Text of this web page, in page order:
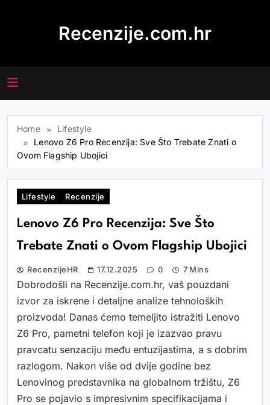
Recenzije.com.hr
Home
Lifestyle
Lenovo Z6 Pro Recenzija: Sve Što Trebate Znati o
Ovom Flagship Ubojici
Lifestyle Recenzije
Lenovo Z6 Pro Recenzija: Sve Što
Trebate Znati o Ovom Flagship Ubojici
RecenzijeHR 17.12.2025 0 7 Mins
Dobrodošli na Recenzije.com.hr, vaš pouzdani
izvor za iskrene i detaljne analize tehnoloških
proizvoda! Danas ćemo temeljito istražiti Lenovo
Z6 Pro, pametni telefon koji je izazvao pravu
pravcatu senzaciju među entuzijastima, a s dobrim
razlogom. Nakon više od dvije godine bez
Lenovinog predstavnika na globalnom tržištu, Z6
Pro se pojavio s impresivnim specifikacijama i